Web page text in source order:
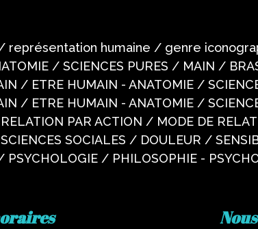
humaine / genre
/ SCIENCES PURES / MAIN /
/ ETRE HUMAIN - ANATOMIE /
/ ETRE HUMAIN - ANATOMIE /
PAR ACTION / MODE DE
SOCIALES / DOULEUR /
PSYCHOLOGIE / PHILOSOPHIE -